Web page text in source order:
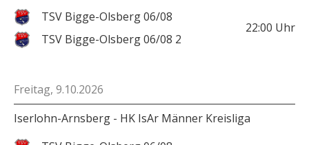
TSV Bigge-Olsberg 06/08
TSV Bigge-Olsberg 06/08 2
22:00 Uhr
Freitag, 9.10.2026
Iserlohn-Arnsberg - HK IsAr Männer Kreisliga